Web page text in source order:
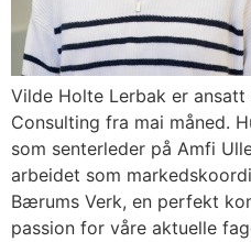
Vilde Holte Lerbak er
Consulting fra mai måned.
som senterleder på Amfi
arbeidet som
Bærums Verk, en perfekt
passion for våre aktuelle